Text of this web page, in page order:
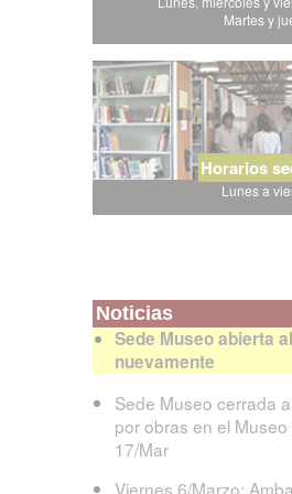
Martes y
Horarios
Lunes a
Noticias
Sede Museo abierta
nuevamente
Sede Museo cerrada
por obras en el
17/Mar
Viernes 6/Marzo: